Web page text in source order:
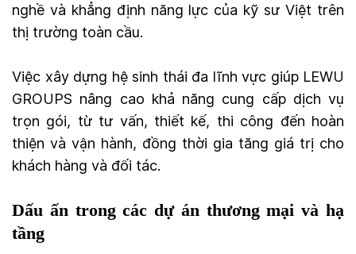
nghề và khẳng định năng lực của kỹ sư Việt trên
thị trường toàn cầu.
Việc xây dựng hệ sinh thái đa lĩnh vực giúp LEWU
GROUPS nâng cao khả năng cung cấp dịch vụ
trọn gói, từ tư vấn, thiết kế, thi công đến hoàn
thiện và vận hành, đồng thời gia tăng giá trị cho
khách hàng và đối tác.
Dấu ấn trong các dự án thương mại và hạ
tầng